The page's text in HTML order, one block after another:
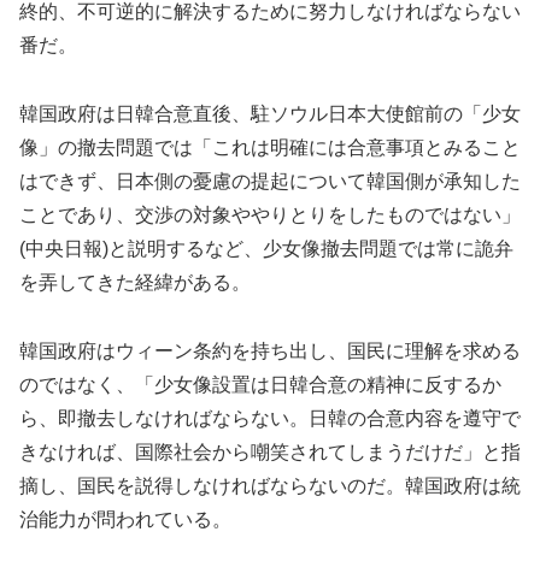
終的、不可逆的に解決するために努力しなければならない
番だ。
韓国政府は日韓合意直後、駐ソウル日本大使館前の「少女
像」の撤去問題では「これは明確には合意事項とみること
はできず、日本側の憂慮の提起について韓国側が承知した
ことであり、交渉の対象ややりとりをしたものではない」
(中央日報)と説明するなど、少女像撤去問題では常に詭弁
を弄してきた経緯がある。
韓国政府はウィーン条約を持ち出し、国民に理解を求める
のではなく、「少女像設置は日韓合意の精神に反するか
ら、即撤去しなければならない。日韓の合意内容を遵守で
きなければ、国際社会から嘲笑されてしまうだけだ」と指
摘し、国民を説得しなければならないのだ。韓国政府は統
治能力が問われている。